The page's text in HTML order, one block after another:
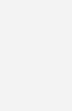
Mit der
auch in
in den
300. Sie besitzen